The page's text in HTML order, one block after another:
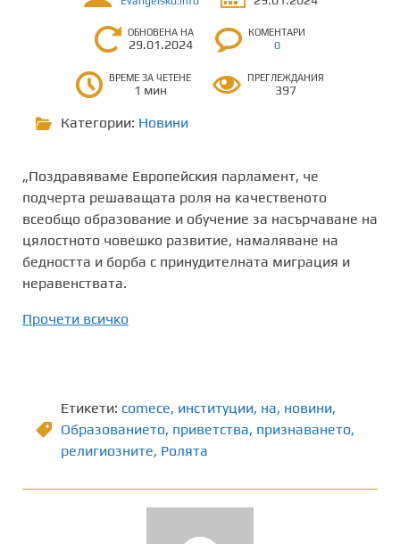
ОБНОВЕНА НА
29.01.2024
КОМЕНТАРИ
0
ВРЕМЕ ЗА ЧЕТЕНЕ
1 мин
ПРЕГЛЕЖДАНИЯ
397
Категории: Новини
„Поздравяваме Европейския парламент, че
подчерта решаващата роля на качественото
всеобщо образование и обучение за насърчаване на
цялостното човешко развитие, намаляване на
бедността и борба с принудителната миграция и
неравенствата.
Прочети всичко
Етикети: comece, институции, на, новини,
Образованието, приветства, признаването,
религиозните, Ролята